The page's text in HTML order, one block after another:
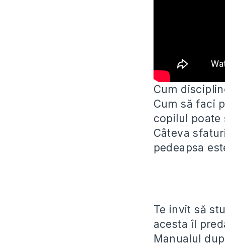
Cum
Cum să faci
copilul poate
Câteva
pedeapsa
Te invit să
acesta îl
Manualul